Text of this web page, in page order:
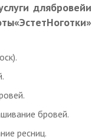
длябровейи
бровей.
ресниц.